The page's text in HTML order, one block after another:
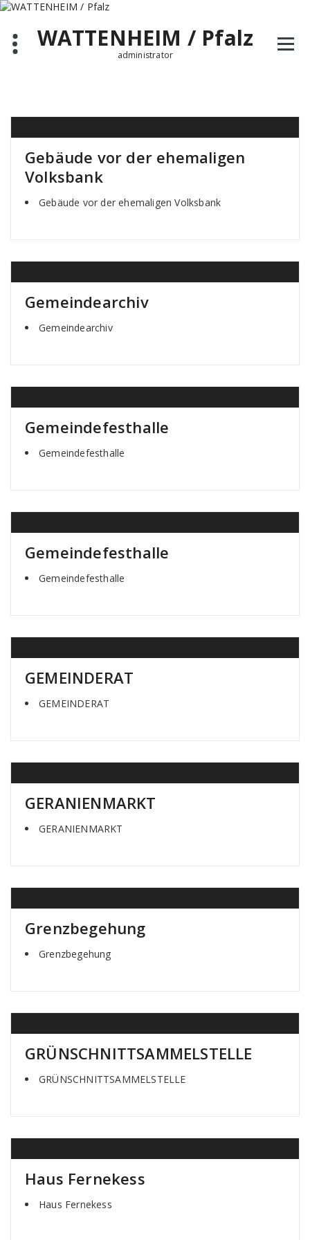
Zum
springenWATTENHEIM / Pfalz
administrator
Gebäude vor der ehemaligen
Volksbank
Gebäude vor der ehemaligen Volksbank
Gemeindearchiv
Gemeindearchiv
Gemeindefesthalle
Gemeindefesthalle
Gemeindefesthalle
Gemeindefesthalle
GEMEINDERAT
GEMEINDERAT
GERANIENMARKT
GERANIENMARKT
Grenzbegehung
Grenzbegehung
GRÜNSCHNITTSAMMELSTELLE
GRÜNSCHNITTSAMMELSTELLE
Haus Fernekess
Haus Fernekess